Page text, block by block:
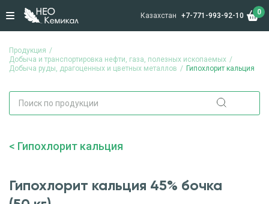
Казахстан +7-771-993-92-10 0
Продукция
Добыча и транспортировка нефти, газа, полезных ископаемых
Добыча руды, драгоценных и цветных металлов
Гипохлорит кальция
Гипохлорит кальция
Гипохлорит кальция 45% бочка